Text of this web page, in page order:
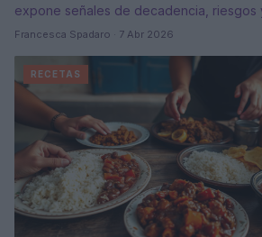
expone señales de decadencia, riesgos
Francesca Spadaro · 7 Abr 2026
RECETAS